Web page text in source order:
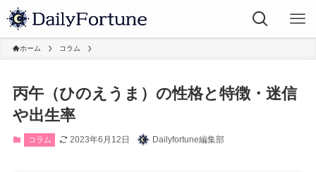
ホーム コラム
丙午（ひのえうま）の性格と特徴・迷信
や出生率
コラム 2023年6月12日 Dailyfortune編集部